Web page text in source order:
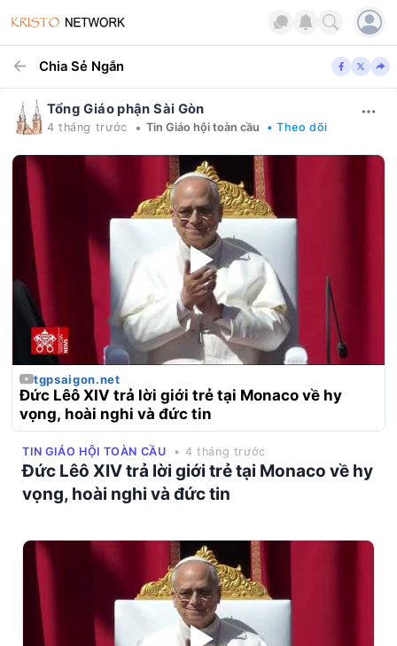
Chia Sẻ Ngắn
Tổng Giáo phận Sài Gòn
4 tháng trước • Tin Giáo hội toàn cầu • Theo dõi
tgpsaigon.net
Đức Lêô XIV trả lời giới trẻ tại Monaco về hy
vọng, hoài nghi và đức tin
TIN GIÁO HỘI TOÀN CẦU • 4 tháng trước
Đức Lêô XIV trả lời giới trẻ tại Monaco về hy
vọng, hoài nghi và đức tin